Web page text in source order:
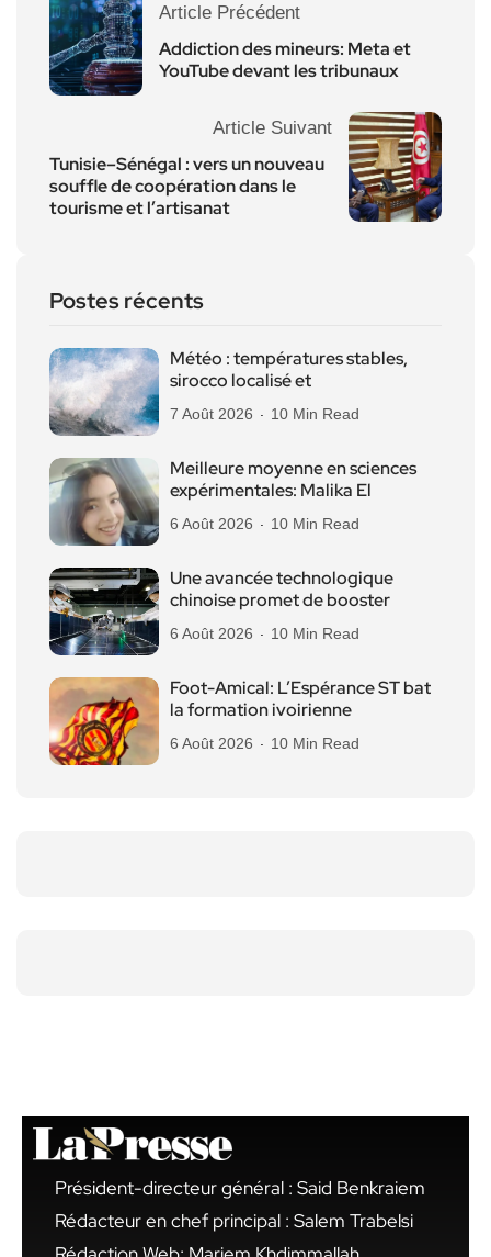
Article Précédent
Addiction des mineurs: Meta et
YouTube devant les tribunaux
Article Suivant
Tunisie–Sénégal : vers un nouveau
souffle de coopération dans le
tourisme et l’artisanat
Postes récents
Météo : températures stables,
sirocco localisé et
7 Août 2026 10 Min Read
Meilleure moyenne en sciences
expérimentales: Malika El
6 Août 2026 10 Min Read
Une avancée technologique
chinoise promet de booster
6 Août 2026 10 Min Read
Foot-Amical: L’Espérance ST bat
la formation ivoirienne
6 Août 2026 10 Min Read
Président-directeur général : Said Benkraiem
Rédacteur en chef principal : Salem Trabelsi